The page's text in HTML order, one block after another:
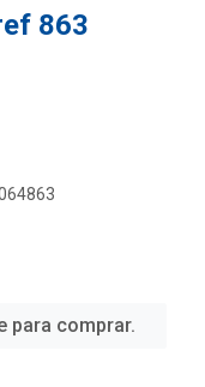
863
para comprar.